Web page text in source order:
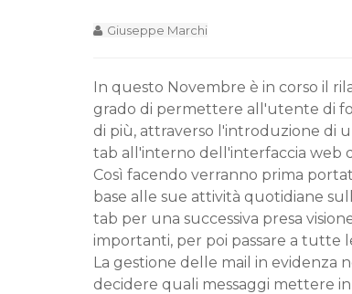
Giuseppe Marchi
In questo Novembre è in corso il
grado di permettere all'utente di
di più, attraverso l'introduzione di
tab all'interno dell'interfaccia web
Così facendo verranno prima
base alle sue attività quotidiane
tab per una successiva presa
importanti, per poi passare a tutte
La gestione delle mail in evidenza
decidere quali messaggi mettere